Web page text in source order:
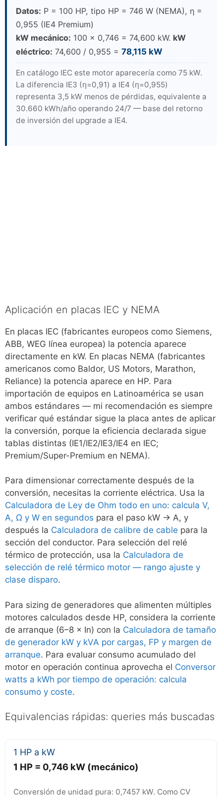
Datos: P = 100 HP, tipo HP = 746 W (NEMA), η =
0,955 (IE4 Premium)
kW mecánico: 100 × 0,746 = 74,600 kW. kW
eléctrico: 74,600 / 0,955 = 78,115 kW
En catálogo IEC este motor aparecería como 75 kW.
La diferencia IE3 (η=0,91) a IE4 (η=0,955)
representa 3,5 kW menos de pérdidas, equivalente a
30.660 kWh/año operando 24/7 — base del retorno
de inversión del upgrade a IE4.
Aplicación en placas IEC y NEMA
En placas IEC (fabricantes europeos como Siemens,
ABB, WEG línea europea) la potencia aparece
directamente en kW. En placas NEMA (fabricantes
americanos como Baldor, US Motors, Marathon,
Reliance) la potencia aparece en HP. Para
importación de equipos en Latinoamérica se usan
ambos estándares — mi recomendación es siempre
verificar qué estándar sigue la placa antes de aplicar
la conversión, porque la eficiencia declarada sigue
tablas distintas (IE1/IE2/IE3/IE4 en IEC;
Premium/Super-Premium en NEMA).
Para dimensionar correctamente después de la
conversión, necesitas la corriente eléctrica. Usa la
Calculadora de Ley de Ohm todo en uno: calcula V,
A, Ω y W en segundos para el paso kW → A, y
después la Calculadora de calibre de cable para la
sección del conductor. Para selección del relé
térmico de protección, usa la Calculadora de
selección de relé térmico motor — rango ajuste y
clase disparo.
Para sizing de generadores que alimenten múltiples
motores calculados desde HP, considera la corriente
de arranque (6–8 × In) con la Calculadora de tamaño
de generador kW y kVA por cargas, FP y margen de
arranque. Para evaluar consumo acumulado del
motor en operación continua aprovecha el Conversor
watts a kWh por tiempo de operación: calcula
consumo y coste.
Equivalencias rápidas: queries más buscadas
1 HP a kW
1 HP = 0,746 kW (mecánico)
Conversión de unidad pura: 0,7457 kW. Como CV